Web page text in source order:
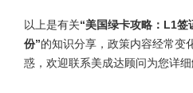
以上是有关“美国绿卡攻略：L1签
份”的知识分享，政策内容经常变
惑，欢迎联系美成达顾问为您详细